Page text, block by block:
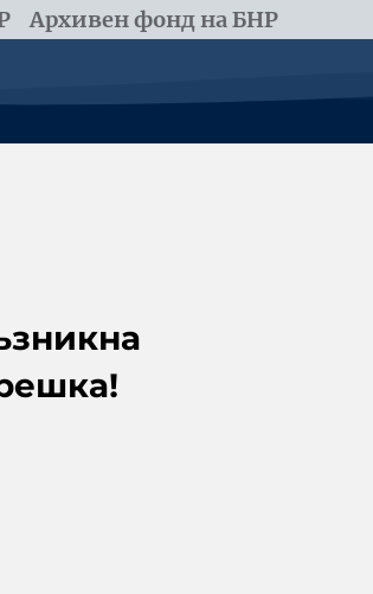
Архивен фонд на БНР